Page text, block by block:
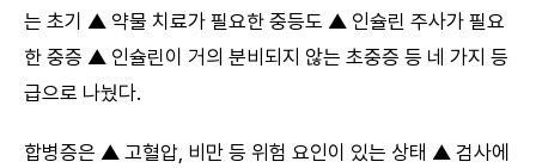
는 초기 ▲ 약물 치료가 필요한 중등도 ▲ 인슐린 주사가 필요
한 중증 ▲ 인슐린이 거의 분비되지 않는 초중증 등 네 가지 등
급으로 나눴다.
합병증은 ▲ 고혈압, 비만 등 위험 요인이 있는 상태 ▲ 검사에